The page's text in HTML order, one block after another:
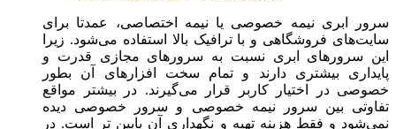
سرور ابری نیمه خصوصی یا نیمه اختصاصی، عمدتا برای
سایت‌های فروشگاهی و با ترافیک بالا استفاده می‌شود. زیرا
این سرورهای ابری نسبت به سرورهای مجازی قدرت و
پایداری بیشتری دارند و تمام سخت افزارهای آن بطور
خصوصی در اختیار کاربر قرار می‌گیرند. در بیشتر مواقع
تفاوتی بین سرور نیمه خصوصی و سرور خصوصی دیده
نمی‌شود و فقط هزینه تهیه و نگهداری آن پایین تر است. در